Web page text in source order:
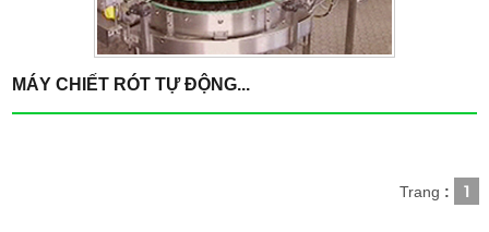
MÁY CHIẾT RÓT TỰ ĐỘNG...
Trang : 1